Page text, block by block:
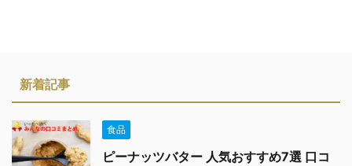
新着記事
食品
ピーナッツバター 人気おすすめ7選 口コ